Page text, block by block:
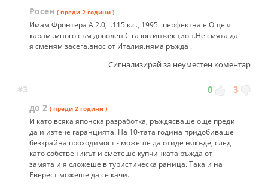
Росен ( преди 2 години )
Имам Фронтера А 2.0,i .115 к.с., 1995г.перфектна е.Още я
карам .много съм доволен.С газов инжекцион.Не смята да
я сменям засега.внос от Италия.няма ръжда .
Сигнализирай за неуместен коментар
#3 0 3
до 2 ( преди 2 години )
И като всяка японска разработка, ръждясваше още преди
да и изтече гаранцията. На 10-тата година придобиваше
безкрайна проходимост - можеше да отиде някъде, след
като собственикът и сметеше купчинката ръжда от
замята и я сложеше в туристическа раница. Така и на
Еверест можеше да се качи.